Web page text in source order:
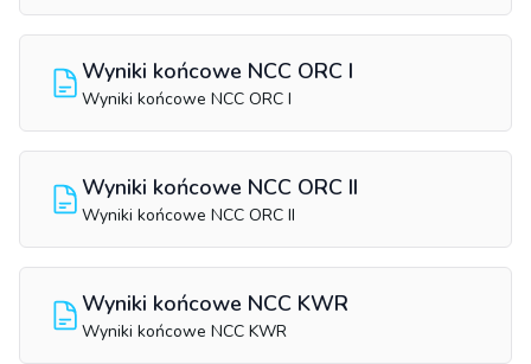
Wyniki końcowe NCC ORC I
Wyniki końcowe NCC ORC I
Wyniki końcowe NCC ORC II
Wyniki końcowe NCC ORC II
Wyniki końcowe NCC KWR
Wyniki końcowe NCC KWR